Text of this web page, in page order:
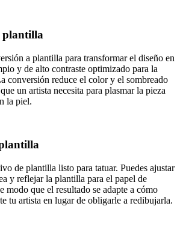
plantilla
a plantilla para transformar el diseño en
y de alto contraste optimizado para la
conversión reduce el color y el sombreado
un artista necesita para plasmar la pieza
la piel.
de plantilla listo para tatuar. Puedes ajustar
y reflejar la plantilla para el papel de
modo que el resultado se adapte a cómo
tu artista en lugar de obligarle a redibujarla.